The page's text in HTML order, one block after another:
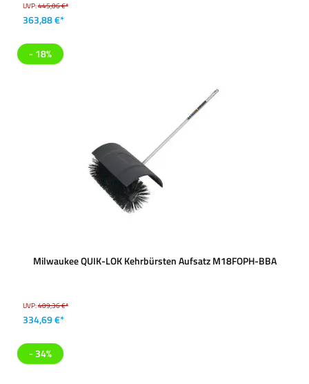
UVP:445,06 €*
363,88 €*
- 18%
Milwaukee QUIK-LOK Kehrbürsten Aufsatz M18FOPH-BBA
UVP:409,36 €*
334,69 €*
- 34%